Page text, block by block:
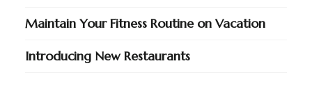
Maintain Your Fitness Routine on Vacation
Introducing New Restaurants